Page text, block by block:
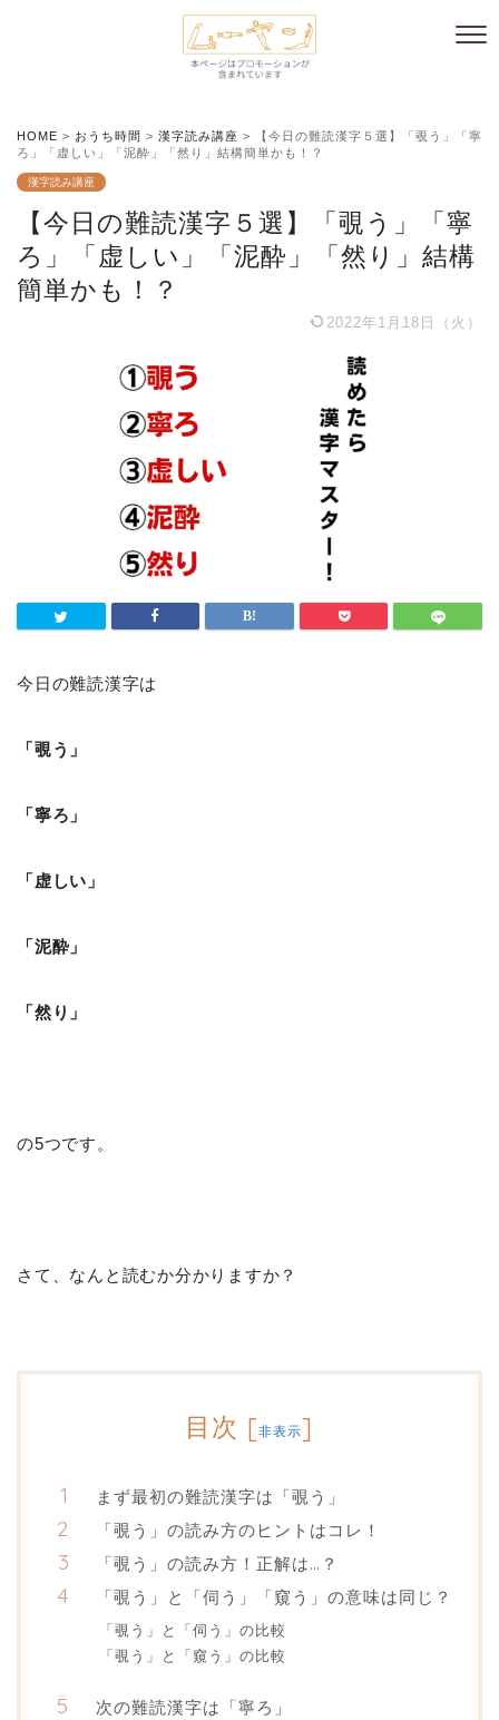
HOME > おうち時間 > 漢字読み講座 >
【今日の難読漢字５選】「覗う」「寧
ろ」「虚しい」「泥酔」「然り」結構簡単かも！？
漢字読み講座
【今日の難読漢字５選】「覗う」「寧
ろ」「虚しい」「泥酔」「然り」結構
簡単かも！？
2022年1月18日（火）
今日の難読漢字は
「覗う」
「寧ろ」
「虚しい」
「泥酔」
「然り」
の5つです。
さて、なんと読むか分かりますか？
目次 [非表示]
まず最初の難読漢字は「覗う」
「覗う」の読み方のヒントはコレ！
「覗う」の読み方！正解は…？
「覗う」と「伺う」「窺う」の意味は同じ？
「覗う」と「伺う」の比較
「覗う」と「窺う」の比較
次の難読漢字は「寧ろ」